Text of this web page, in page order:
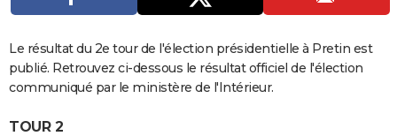
Dictionnaire
Biographies
Expressions
Proverbes
PROGRAMME TV
COPAINS D'AVANT
Se connecter
Collèges
Universités
Entreprises
Service militaire
Avis de recherche
AVIS DE DÉCÈS
FORUM
Le résultat du 2e tour de l'élection présidentielle à Pretin est
publié. Retrouvez ci-dessous le résultat officiel de l'élection
communiqué par le ministère de l'Intérieur.
TOUR 2